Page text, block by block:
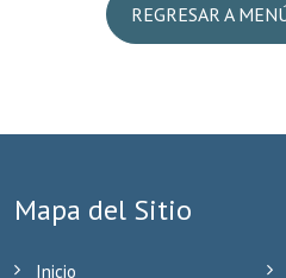
REGRESAR A
Mapa del Sitio
Inicio